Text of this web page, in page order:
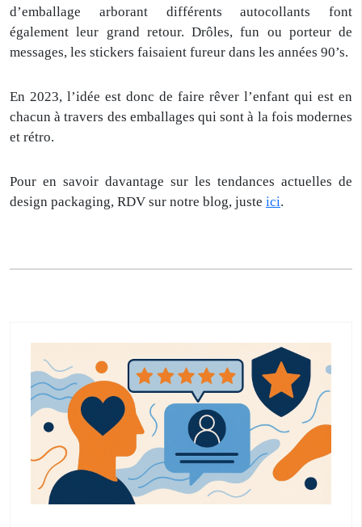
d’emballage arborant différents autocollants font
également leur grand retour. Drôles, fun ou porteur de
messages, les stickers faisaient fureur dans les années 90’s.
En 2023, l’idée est donc de faire rêver l’enfant qui est en
chacun à travers des emballages qui sont à la fois modernes
et rétro.
Pour en savoir davantage sur les tendances actuelles de
design packaging, RDV sur notre blog, juste ici.